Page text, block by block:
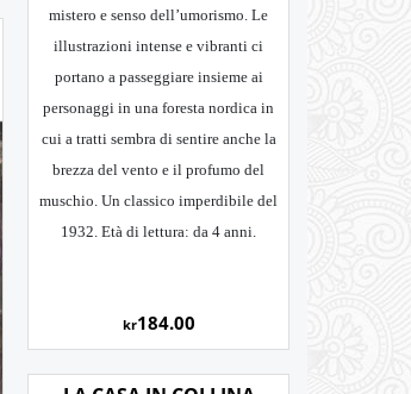
mistero e senso dell’umorismo. Le
illustrazioni intense e vibranti ci
portano a passeggiare insieme ai
personaggi in una foresta nordica in
cui a tratti sembra di sentire anche la
brezza del vento e il profumo del
muschio. Un classico imperdibile del
1932. Età di lettura: da 4 anni.
kr184.00